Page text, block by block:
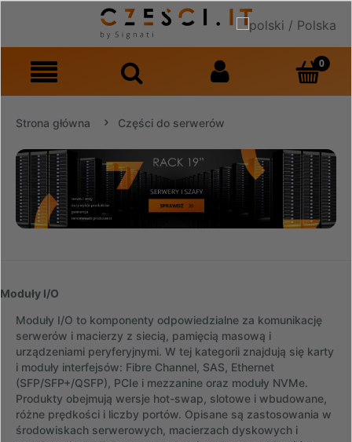
Strona główna Części do serwerów
Moduły I/O
Moduły I/O to komponenty odpowiedzialne za komunikację
serwerów i macierzy z siecią, pamięcią masową i
urządzeniami peryferyjnymi. W tej kategorii znajdują się karty
i moduły interfejsów: Fibre Channel, SAS, Ethernet
(SFP/SFP+/QSFP), PCIe i mezzanine oraz moduły NVMe.
Produkty obejmują wersje hot-swap, slotowe i wbudowane,
różne prędkości i liczby portów. Opisane są zastosowania w
środowiskach serwerowych, macierzach dyskowych i